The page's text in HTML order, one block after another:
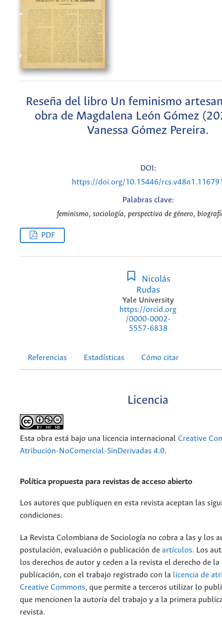
Reseña del libro Un feminismo
obra de Magdalena León Gómez
Vanessa Gómez Pereira.
DOI:
https://doi.org/10.15446/
Palabras clave:
feminismo, sociología, perspectiva de género,
PDF
Nicolás
Rudas
Yale University
https://orcid.org
/0000-0002-
5557-6838
Referencias Estadísticas Cómo citar
Licencia
Esta obra está bajo una licencia internacional Creative
Atribución-NoComercial-SinDerivadas 4.0.
Política propuesta para revistas de acceso abierto
Los autores que publiquen en esta revista aceptan las
condiciones:
La Revista Colombiana de Sociología no cobra a las y los
postulación, evaluación o publicación de artículos. Los
los derechos de autor y ceden a la revista el derecho de la
publicación, con el trabajo registrado con la licencia de
Creative Commons, que permite a terceros utilizar lo
que mencionen la autoría del trabajo y a la primera
revista.